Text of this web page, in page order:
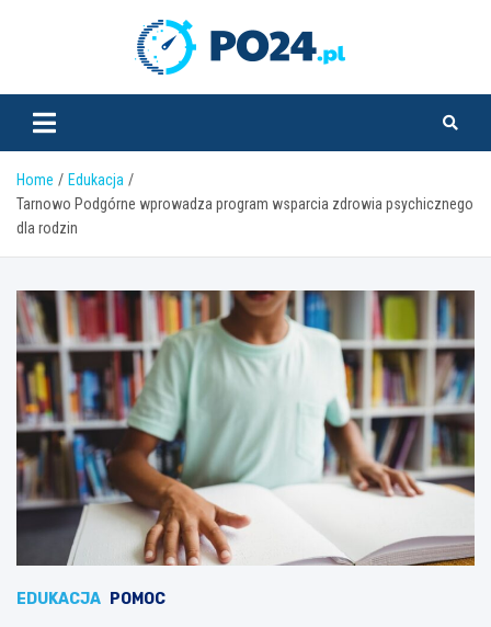
Home
Edukacja
Tarnowo Podgórne wprowadza program wsparcia zdrowia psychicznego
dla rodzin
EDUKACJA POMOC